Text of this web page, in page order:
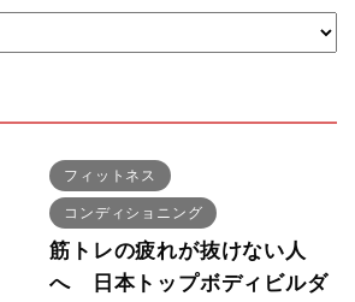
フィットネス
コンディショニング
筋トレの疲れが抜けない人
へ 日本トップボディビルダ